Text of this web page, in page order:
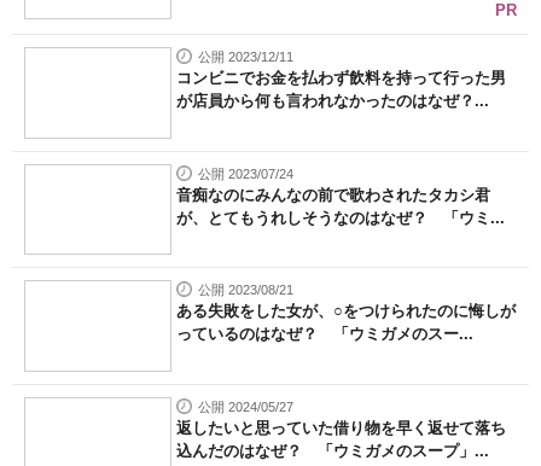
PR
公開 2023/12/11
コンビニでお金を払わず飲料を持って行った男
が店員から何も言われなかったのはなぜ？...
公開 2023/07/24
音痴なのにみんなの前で歌わされたタカシ君
が、とてもうれしそうなのはなぜ？ 「ウミ...
公開 2023/08/21
ある失敗をした女が、○をつけられたのに悔しが
っているのはなぜ？ 「ウミガメのスー...
公開 2024/05/27
返したいと思っていた借り物を早く返せて落ち
込んだのはなぜ？ 「ウミガメのスープ」...